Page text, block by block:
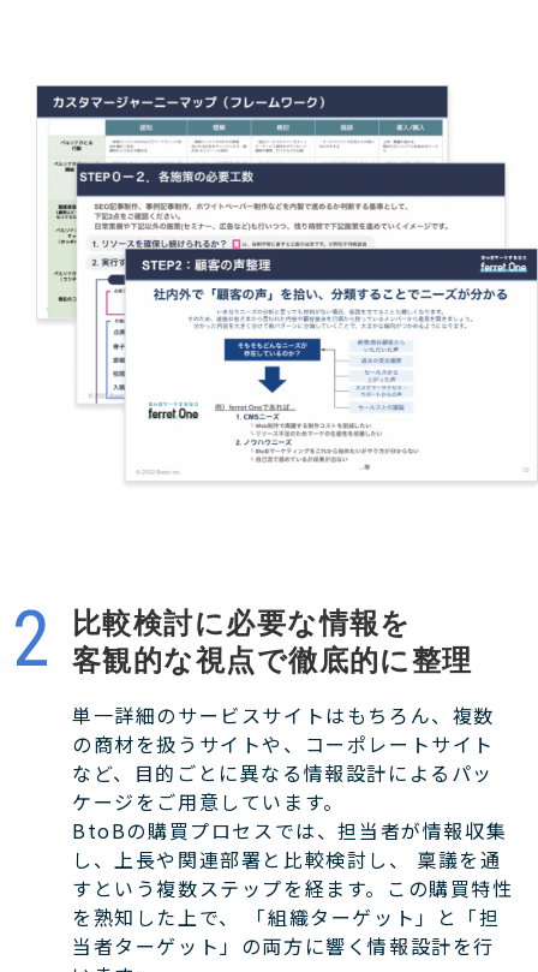
比較検討に必要な情報を
客観的な視点で徹底的に整理
単一詳細のサービスサイトはもちろん、複数
の商材を扱うサイトや、コーポレートサイト
など、目的ごとに異なる情報設計によるパッ
ケージをご用意しています。
BtoBの購買プロセスでは、担当者が情報収集
し、上長や関連部署と比較検討し、 稟議を通
すという複数ステップを経ます。この購買特性
を熟知した上で、 「組織ターゲット」と「担
当者ターゲット」の両方に響く情報設計を行